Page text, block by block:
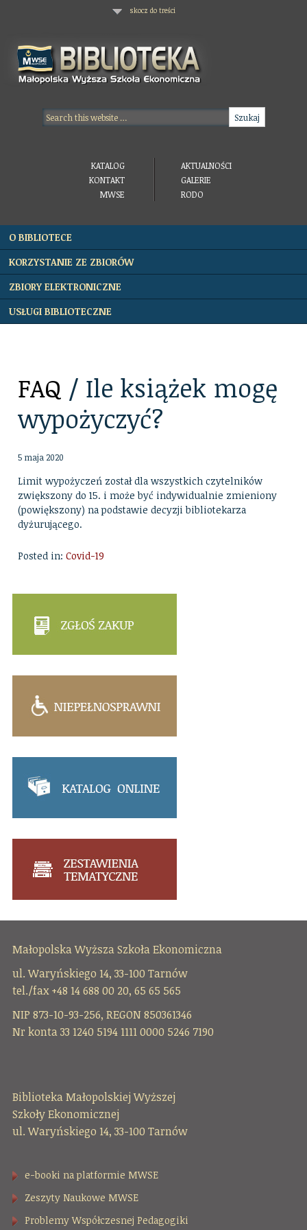
skocz do treści
KATALOG
KONTAKT
MWSE
AKTUALNOŚCI
GALERIE
RODO
O BIBLIOTECE
KORZYSTANIE ZE ZBIORÓW
ZBIORY ELEKTRONICZNE
USŁUGI BIBLIOTECZNE
FAQ / Ile książek mogę
wypożyczyć?
5 maja 2020
Limit wypożyczeń został dla wszystkich czytelników
zwiększony do 15. i może być indywidualnie zmieniony
(powiększony) na podstawie decyzji bibliotekarza
dyżurującego.
Posted in:Covid-19
Małopolska Wyższa Szkoła Ekonomiczna
ul. Waryńskiego 14, 33-100 Tarnów
tel./fax +48 14 688 00 20, 65 65 565
NIP 873-10-93-256, REGON 850361346
Nr konta 33 1240 5194 1111 0000 5246 7190
Biblioteka Małopolskiej Wyższej
Szkoły Ekonomicznej
ul. Waryńskiego 14, 33-100 Tarnów
e-booki na platformie MWSE
Zeszyty Naukowe MWSE
Problemy Współczesnej Pedagogiki